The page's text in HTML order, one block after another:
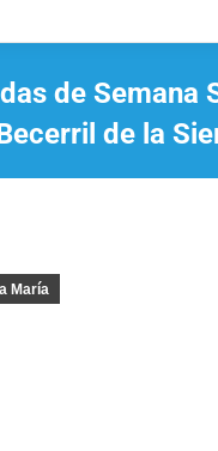
de Semana
de la
María